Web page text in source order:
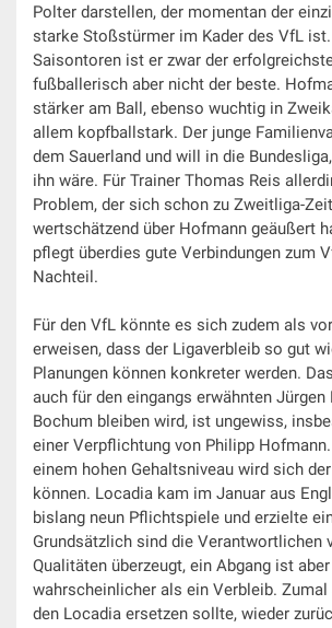
Polter darstellen, der momentan der
starke Stoßstürmer im Kader des VfL
Saisontoren ist er zwar der
fußballerisch aber nicht der beste.
stärker am Ball, ebenso wuchtig in
allem kopfballstark. Der junge
dem Sauerland und will in die
ihn wäre. Für Trainer Thomas Reis
Problem, der sich schon zu Zweitliga-
wertschätzend über Hofmann geäußert
pflegt überdies gute Verbindungen zum
Nachteil.
Für den VfL könnte es sich zudem als
erweisen, dass der Ligaverbleib so gut
Planungen können konkreter werden.
auch für den eingangs erwähnten Jürgen
Bochum bleiben wird, ist ungewiss,
einer Verpflichtung von Philipp
einem hohen Gehaltsniveau wird sich
können. Locadia kam im Januar aus
bislang neun Pflichtspiele und erzielte
Grundsätzlich sind die Verantwortlichen
Qualitäten überzeugt, ein Abgang ist aber
wahrscheinlicher als ein Verbleib.
den Locadia ersetzen sollte, wieder